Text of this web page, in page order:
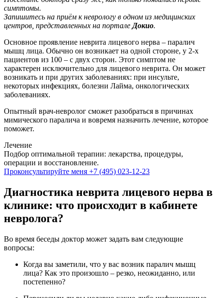
симптомы.
Запишитесь на приём к неврологу в одном из медицинских
центров, представленных на портале Докио.
Основное проявление неврита лицевого нерва – паралич
мышц лица. Обычно он возникает на одной стороне, у 2-х
пациентов из 100 – с двух сторон. Этот симптом не
характерен исключительно для лицевого неврита. Он может
возникать и при других заболеваниях: при инсульте,
некоторых инфекциях, болезни Лайма, онкологических
заболеваниях.
Опытный врач-невролог сможет разобраться в причинах
мимического паралича и вовремя назначить лечение, которое
поможет.
Лечение
Подбор оптимальной терапии: лекарства, процедуры,
операции и восстановление.
Проконсультируйте меня +7 (495) 023-12-23
Диагностика неврита лицевого нерва в
клинике: что происходит в кабинете
невролога?
Во время беседы доктор может задать вам следующие
вопросы:
Когда вы заметили, что у вас возник паралич мышц
лица? Как это произошло – резко, неожиданно, или
постепенно?